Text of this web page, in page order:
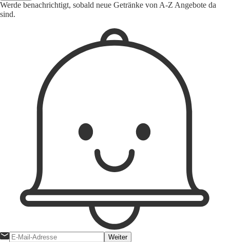
Werde benachrichtigt, sobald neue Getränke von A-Z Angebote da
sind.
Weiter